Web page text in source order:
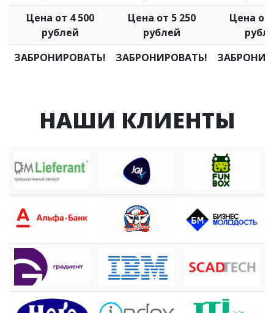
Цена от 4 500
рублей
Цена от 5 250
рублей
Цена от
ЗАБРОНИРОВАТЬ!
ЗАБРОНИРОВАТЬ!
НАШИ КЛИЕНТЫ